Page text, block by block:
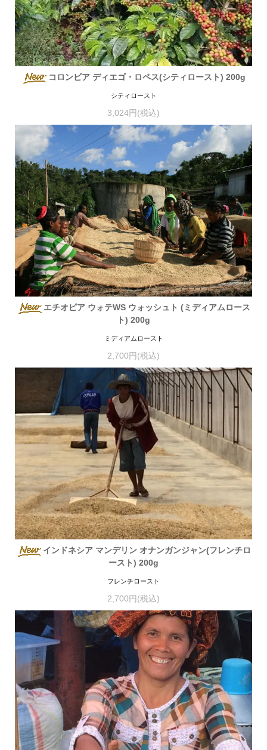
コロンビア ディエゴ・ロペス(シティロースト) 200g
シティロースト
3,024円(税込)
エチオピア ウォテWS ウォッシュト (ミディアムロース
ト) 200g
ミディアムロースト
2,700円(税込)
インドネシア マンデリン オナンガンジャン(フレンチロ
ースト) 200g
フレンチロースト
2,700円(税込)